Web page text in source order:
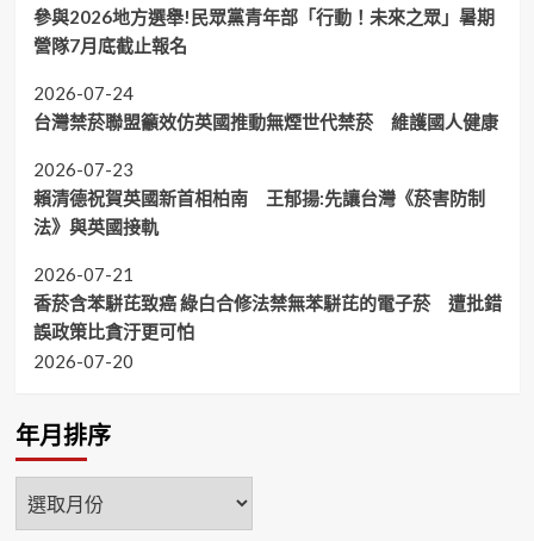
參與2026地方選舉!民眾黨青年部「行動！未來之眾」暑期
營隊7月底截止報名
2026-07-24
台灣禁菸聯盟籲效仿英國推動無煙世代禁菸 維護國人健康
2026-07-23
賴清德祝賀英國新首相柏南 王郁揚:先讓台灣《菸害防制
法》與英國接軌
2026-07-21
香菸含苯駢芘致癌 綠白合修法禁無苯駢芘的電子菸 遭批錯
誤政策比貪汙更可怕
2026-07-20
年月排序
年
月